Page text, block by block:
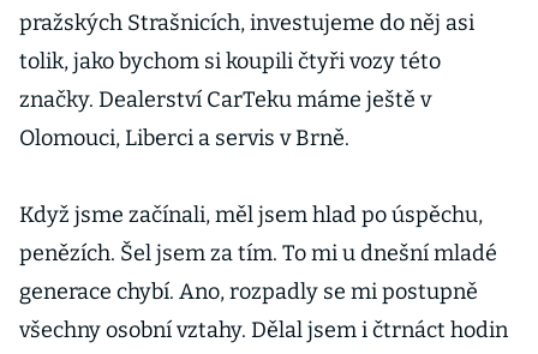
pražských Strašnicích, investujeme do něj asi
tolik, jako bychom si koupili čtyři vozy této
značky. Dealerství CarTeku máme ještě v
Olomouci, Liberci a servis v Brně.
Když jsme začínali, měl jsem hlad po úspěchu,
penězích. Šel jsem za tím. To mi u dnešní mladé
generace chybí. Ano, rozpadly se mi postupně
všechny osobní vztahy. Dělal jsem i čtrnáct hodin